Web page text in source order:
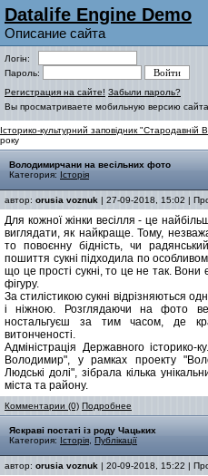
Datalife Engine Demo
Описание сайта
Логін:
Пароль:
Регистрация на сайте! Забыли пароль?
Вы просматриваете мобильную версию
Історико-культурний заповідник
року
Володимирчани на весільних фото
Категория: Історія
автор: orusia voznuk | 27-09-2018, 15:02 |
Для кожної жінки весілля - це
виглядати, як найкраще. Тому,
то повоєнну бідність, чи
пошиття сукні підходила по
що це прості сукні, то це не так. Вони
фігуру.
За стилістикою сукні відрізняються
і ніжною. Розглядаючи на фото
ностальгуєш за тим часом, де
витонченості.
Адміністрація Державного історико-
Володимир", у рамках проекту
Людські долі", зібрала кілька
міста та району.
Комментарии (0) Подробнее
Яскраві постаті із роду Чацьких
Категория: Історія Публікації
автор: orusia voznuk | 20-09-2018, 15:22 |